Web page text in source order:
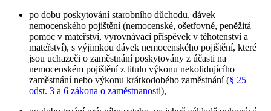
po dobu poskytování starobního důchodu, dávek
nemocenského pojištění (nemocenské, ošetřovné, peněžitá
pomoc v mateřství, vyrovnávací příspěvek v těhotenství a
mateřství), s výjimkou dávek nemocenského pojištění, které
jsou uchazeči o zaměstnání poskytovány z účasti na
nemocenském pojištění z titulu výkonu nekolidujícího
zaměstnání nebo výkonu krátkodobého zaměstnání (§ 25
odst. 3 a 6 zákona o zaměstnanosti),